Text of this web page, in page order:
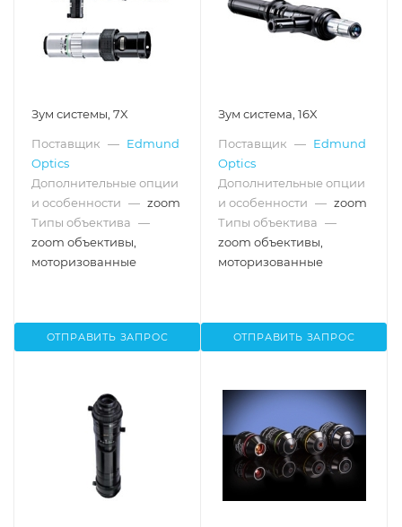
Зум системы, 7X
Поставщик — Edmund
Optics
Дополнительные опции
и особенности — zoom
Типы объектива —
zoom объективы,
моторизованные
ОТПРАВИТЬ ЗАПРОС
Зум система, 16X
Поставщик — Edmund
Optics
Дополнительные опции
и особенности — zoom
Типы объектива —
zoom объективы,
моторизованные
ОТПРАВИТЬ ЗАПРОС